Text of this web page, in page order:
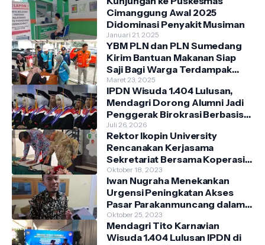
Cimanggung Awal 2025
Didominasi Penyakit Musiman
Januari 21, 2025
YBM PLN dan PLN Sumedang
Kirim Bantuan Makanan Siap
Saji Bagi Warga Terdampak
Banjir Kecamatan Cimanggung
Maret 23, 2025
IPDN Wisuda 1.404 Lulusan,
Mendagri Dorong Alumni Jadi
Penggerak Birokrasi Berbasis
Pengetahuan
Juli 26, 2026
Rektor Ikopin University
Rencanakan Kerjasama
Sekretariat Bersama Koperasi
Indonesia
Oktober 18, 2023
Iwan Nugraha Menekankan
Urgensi Peningkatan Akses
Pasar Parakanmuncang dalam
Penanganan Stunting
Oktober 25, 2023
Mendagri Tito Karnavian
Wisuda 1.404 Lulusan IPDN di